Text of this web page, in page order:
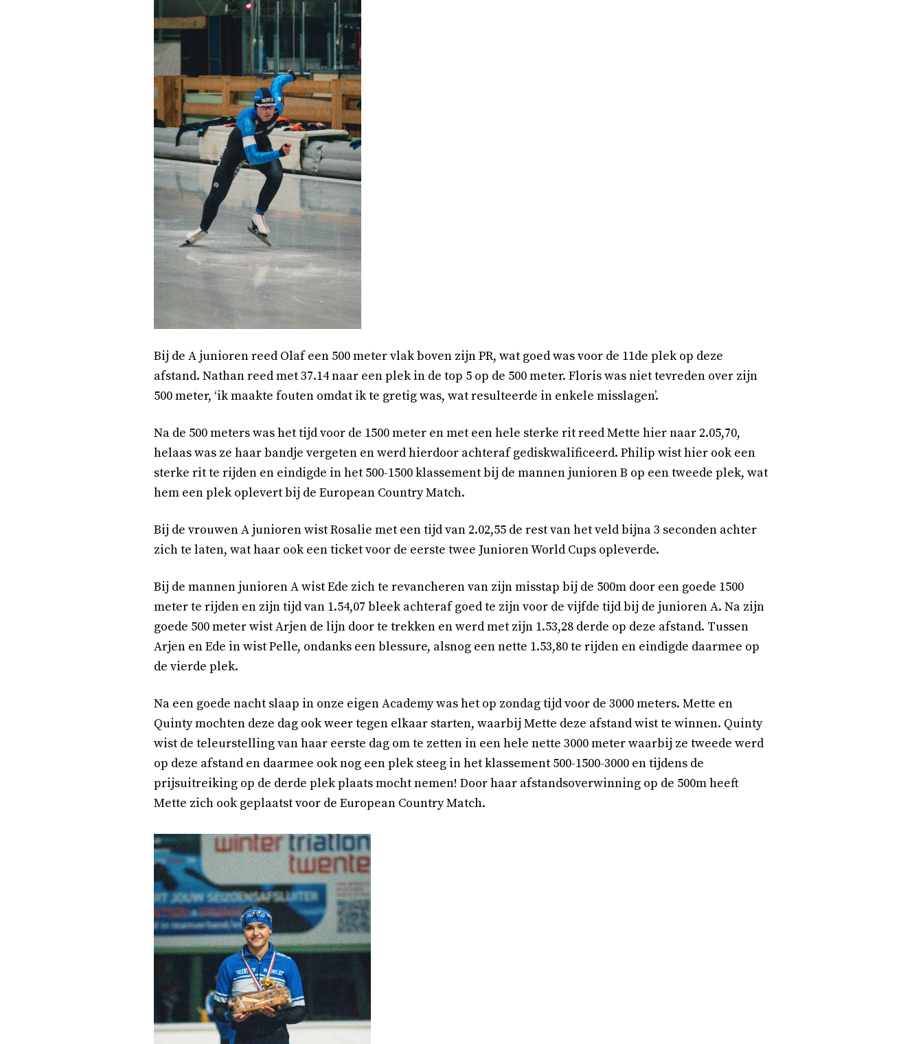
Bij de A junioren reed Olaf een 500 meter vlak boven zijn PR, wat goed was voor de 11de plek op deze
afstand. Nathan reed met 37.14 naar een plek in de top 5 op de 500 meter. Floris was niet tevreden over zijn
500 meter, ‘ik maakte fouten omdat ik te gretig was, wat resulteerde in enkele misslagen’.
Na de 500 meters was het tijd voor de 1500 meter en met een hele sterke rit reed Mette hier naar 2.05,70,
helaas was ze haar bandje vergeten en werd hierdoor achteraf gediskwalificeerd. Philip wist hier ook een
sterke rit te rijden en eindigde in het 500-1500 klassement bij de mannen junioren B op een tweede plek, wat
hem een plek oplevert bij de European Country Match.
Bij de vrouwen A junioren wist Rosalie met een tijd van 2.02,55 de rest van het veld bijna 3 seconden achter
zich te laten, wat haar ook een ticket voor de eerste twee Junioren World Cups opleverde.
Bij de mannen junioren A wist Ede zich te revancheren van zijn misstap bij de 500m door een goede 1500
meter te rijden en zijn tijd van 1.54,07 bleek achteraf goed te zijn voor de vijfde tijd bij de junioren A. Na zijn
goede 500 meter wist Arjen de lijn door te trekken en werd met zijn 1.53,28 derde op deze afstand. Tussen
Arjen en Ede in wist Pelle, ondanks een blessure, alsnog een nette 1.53,80 te rijden en eindigde daarmee op
de vierde plek.
Na een goede nacht slaap in onze eigen Academy was het op zondag tijd voor de 3000 meters. Mette en
Quinty mochten deze dag ook weer tegen elkaar starten, waarbij Mette deze afstand wist te winnen. Quinty
wist de teleurstelling van haar eerste dag om te zetten in een hele nette 3000 meter waarbij ze tweede werd
op deze afstand en daarmee ook nog een plek steeg in het klassement 500-1500-3000 en tijdens de
prijsuitreiking op de derde plek plaats mocht nemen! Door haar afstandsoverwinning op de 500m heeft
Mette zich ook geplaatst voor de European Country Match.